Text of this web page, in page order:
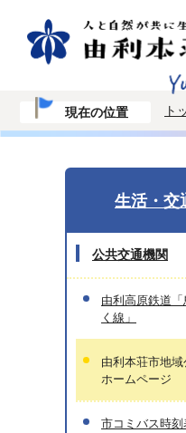
現在の位置 ト
生活・交
公共交通機関
由利高原鉄道
く線」
由利本荘市地
ホームページ
市コミバス時